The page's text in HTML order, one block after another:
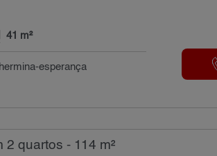
41 m²
esperança
quartos - 114 m²